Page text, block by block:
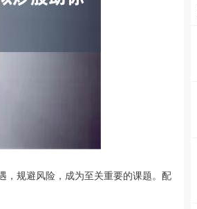
，规避风险，成为至关重要的课题。配